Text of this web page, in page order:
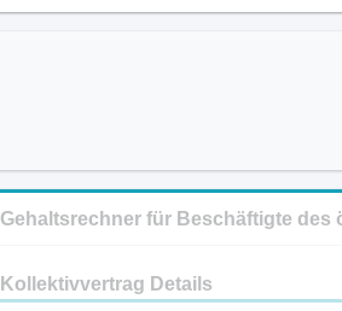
Gehaltsrechner für Beschäftigte des
Kollektivvertrag Details